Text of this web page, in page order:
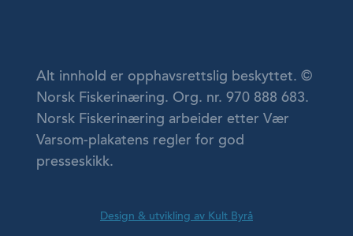
Alt innhold er opphavsrettslig beskyttet. ©
Norsk Fiskerinæring. Org. nr. 970 888 683.
Norsk Fiskerinæring arbeider etter Vær
Varsom-plakatens regler for god
presseskikk.
Design & utvikling av Kult Byrå